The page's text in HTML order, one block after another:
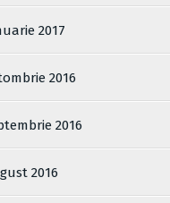
2017
2016
2016
2016